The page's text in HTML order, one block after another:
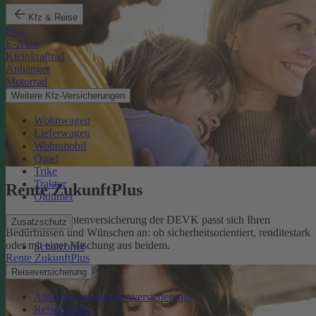
Kfz & Reise
Pkw
E-Auto
Kleinkraftrad
Anhänger
Motorrad
Weitere Kfz-Versicherungen
Wohnwagen
Lieferwagen
Wohnmobil
Quad
Trike
Traktor
Oldtimer
Zusatzschutz
Schutzbrief
Reiseversicherung
Auslandsreisekrankenversicherung
Reisegepäck
Rente ZukunftPlus
Die private Rentenversicherung der DEVK passt sich Ihren
Bedürfnissen und Wünschen an: ob sicherheitsorientiert, renditestark
oder mit einer Mischung aus beidem.
Rente ZukunftPlus